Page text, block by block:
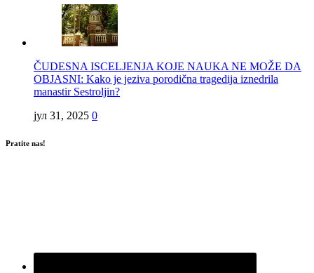
ČUDESNA ISCELJENJA KOJE NAUKA NE MOŽE DA
OBJASNI: Kako je jeziva porodična tragedija iznedrila
manastir Sestroljin?
јул 31, 2025 0
Pratite nas!